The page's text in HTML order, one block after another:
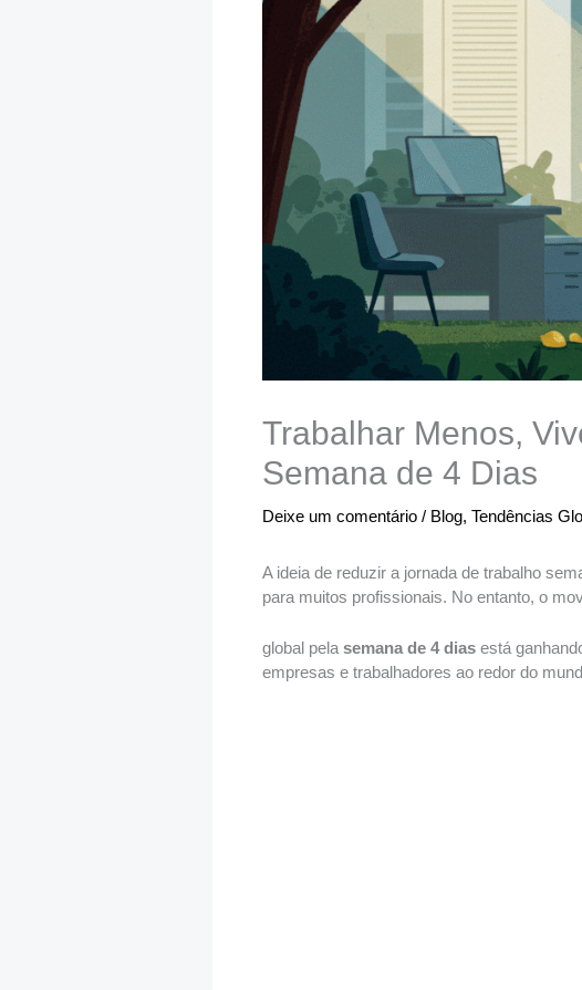
Trabalhar Menos,
Semana de 4 Dias
Deixe um comentário / Blog, Tendências
A ideia de reduzir a jornada de trabalho
para muitos profissionais. No entanto, o
global pela semana de 4 dias está
empresas e trabalhadores ao redor do